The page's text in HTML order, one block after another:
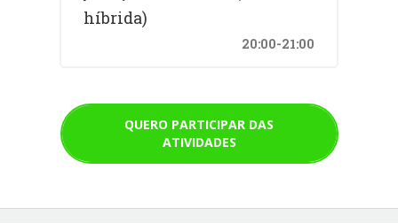
híbrida)
20:00-21:00
QUERO PARTICIPAR DAS
ATIVIDADES